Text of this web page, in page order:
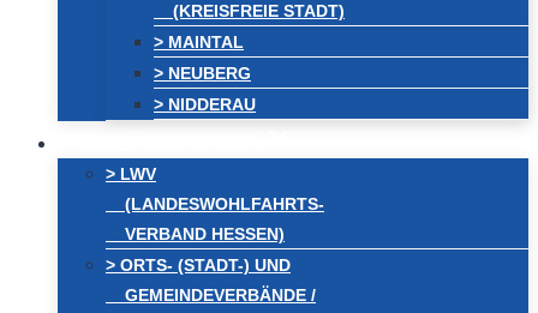
(KREISFREIE STADT)
> MAINTAL
> NEUBERG
> NIDDERAU
> LWV
(LANDESWOHLFAHRTS-
VERBAND HESSEN)
> ORTS- (STADT-) UND
GEMEINDEVERBÄNDE /